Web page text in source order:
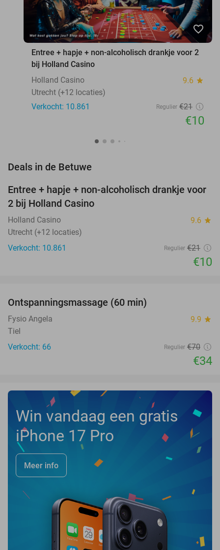
favorite_border
Entree + hapje + non-alcoholisch drankje voor 2
bij Holland Casino
Holland Casino
9.6 star
Utrecht (+12 locaties)
Verkocht: 10.861
Regulier €21
€10
Deals in de Betuwe
52%
Entree + hapje + non-alcoholisch drankje voor
2 bij Holland Casino
Holland Casino 9.6 star
Utrecht (+12 locaties)
Verkocht: 10.861
Regulier €21
€10
Ontspanningsmassage (60 min)
Fysio Angela 9.9 star
Tiel
Verkocht: 66
Regulier €70
€34
Win vandaag een gratis
iPhone 17 Pro
Meer info